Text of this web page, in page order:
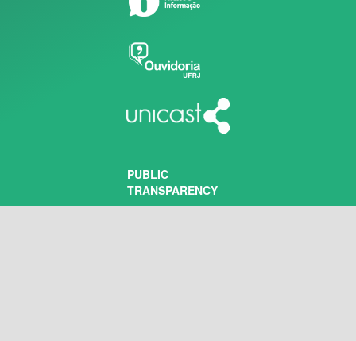
PUBLIC
TRANSPARENCY